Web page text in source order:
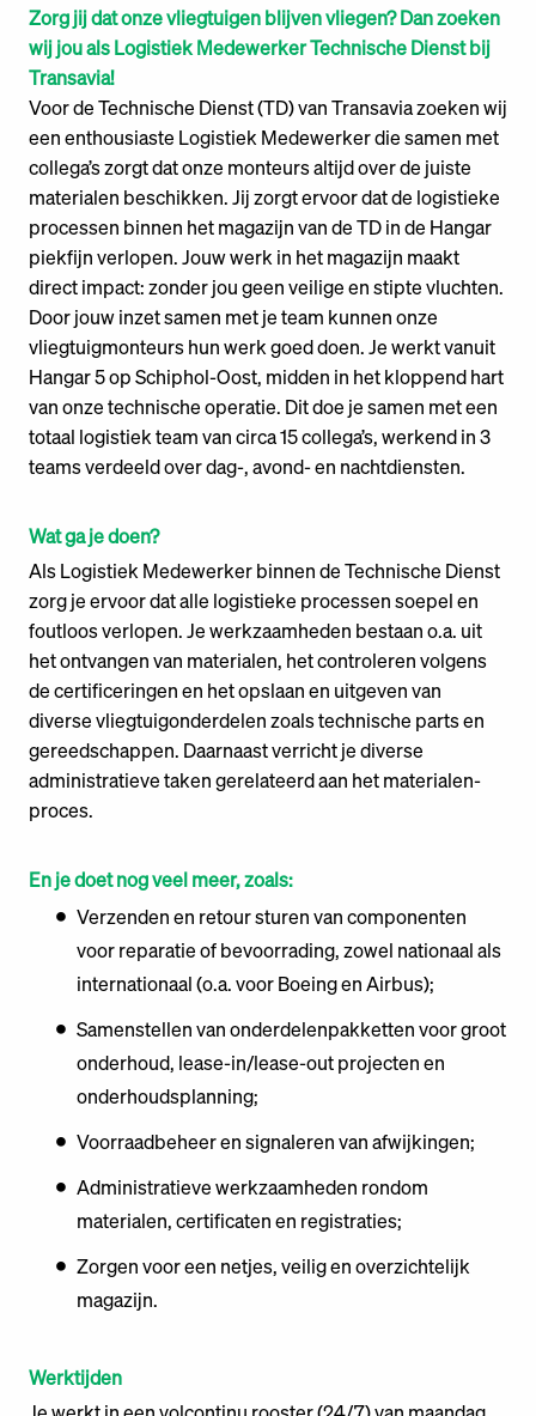
Zorg jij dat onze vliegtuigen blijven vliegen? Dan zoeken
wij jou als Logistiek Medewerker Technische Dienst bij
Transavia!
Voor de Technische Dienst (TD) van Transavia zoeken wij
een enthousiaste Logistiek Medewerker die samen met
collega’s zorgt dat onze monteurs altijd over de juiste
materialen beschikken. Jij zorgt ervoor dat de logistieke
processen binnen het magazijn van de TD in de Hangar
piekfijn verlopen. Jouw werk in het magazijn maakt
direct impact: zonder jou geen veilige en stipte vluchten.
Door jouw inzet samen met je team kunnen onze
vliegtuigmonteurs hun werk goed doen. Je werkt vanuit
Hangar 5 op Schiphol-Oost, midden in het kloppend hart
van onze technische operatie. Dit doe je samen met een
totaal logistiek team van circa 15 collega’s, werkend in 3
teams verdeeld over dag-, avond- en nachtdiensten.
Wat ga je doen?
Als Logistiek Medewerker binnen de Technische Dienst
zorg je ervoor dat alle logistieke processen soepel en
foutloos verlopen. Je werkzaamheden bestaan o.a. uit
het ontvangen van materialen, het controleren volgens
de certificeringen en het opslaan en uitgeven van
diverse vliegtuigonderdelen zoals technische parts en
gereedschappen. Daarnaast verricht je diverse
administratieve taken gerelateerd aan het materialen-
proces.
En je doet nog veel meer, zoals:
Verzenden en retour sturen van componenten
voor reparatie of bevoorrading, zowel nationaal als
internationaal (o.a. voor Boeing en Airbus);
Samenstellen van onderdelenpakketten voor groot
onderhoud, lease-in/lease-out projecten en
onderhoudsplanning;
Voorraadbeheer en signaleren van afwijkingen;
Administratieve werkzaamheden rondom
materialen, certificaten en registraties;
Zorgen voor een netjes, veilig en overzichtelijk
magazijn.
Werktijden